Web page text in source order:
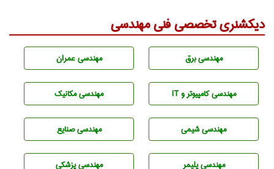
دیکشنری تخصصی فنی مهندسی
مهندسی برق مهندسی عمران
مهندسی كامپيوتر و IT مهندسی مکانیک
مهندسي شيمی مهندسی صنايع
مهندسی پليمر مهندسی پزشکی